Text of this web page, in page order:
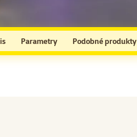
Parametry Podobné produkty